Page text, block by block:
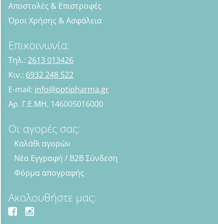
Αποστολές & Επιστροφές
Όροι Χρήσης & Ασφάλεια
Επικοινωνία:
Τηλ.: 2613 013426
Κιν.: 6932 248 522
E-mail: info@optipharma.gr
Αρ. Γ.Ε.ΜΗ. 146005016000
Οι αγορές σας:
Καλάθι αγορών
Νέα Εγγραφή / B2B Σύνδεση
Φόρμα απογραφής
Ακολουθήστε μας: